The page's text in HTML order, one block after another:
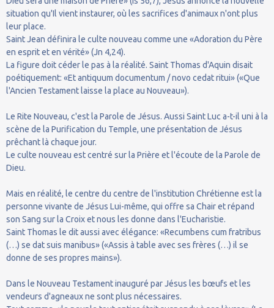
situation qu'Il vient instaurer, où les sacrifices d'animaux n'ont plus
leur place.
Saint Jean définira le culte nouveau comme une «Adoration du Père
en esprit et en vérité» (Jn 4,24).
La figure doit céder le pas à la réalité. Saint Thomas d'Aquin disait
poétiquement: «Et antiquum documentum / novo cedat ritui» («Que
l'Ancien Testament laisse la place au Nouveau»).
Le Rite Nouveau, c'est la Parole de Jésus. Aussi Saint Luc a-t-il uni à la
scène de la Purification du Temple, une présentation de Jésus
prêchant là chaque jour.
Le culte nouveau est centré sur la Prière et l'écoute de la Parole de
Dieu.
Mais en réalité, le centre du centre de l'institution Chrétienne est la
personne vivante de Jésus Lui-même, qui offre sa Chair et répand
son Sang sur la Croix et nous les donne dans l'Eucharistie.
Saint Thomas le dit aussi avec élégance: «Recumbens cum fratribus
(…) se dat suis manibus» («Assis à table avec ses frères (…) il se
donne de ses propres mains»).
Dans le Nouveau Testament inauguré par Jésus les bœufs et les
vendeurs d'agneaux ne sont plus nécessaires.